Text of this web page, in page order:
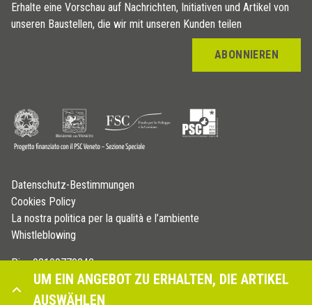
UM EIN ANGEBOT ZU ERHALTEN, DIE ARTIKEL
AUSWÄHLEN
Erhalte eine Vorschau auf Nachrichten, Initiativen und Artikel von
unseren Baustellen, die wir mit unseren Kunden teilen
ABONNIEREN
Datenschutz-Bestimmungen
Cookies Policy
La nostra politica per la qualità e l’ambiente
Whistleblowing
P.iva 03109770242
© Copyright 2026 - Profilitec S.p.A - All right reserved